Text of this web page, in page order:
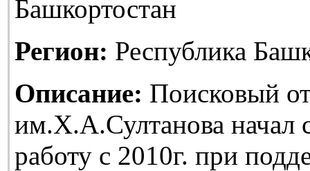
Башкортостан
Регион: Республика
Описание: Поисковый
им.Х.А.Султанова начал
работу с 2010г. при